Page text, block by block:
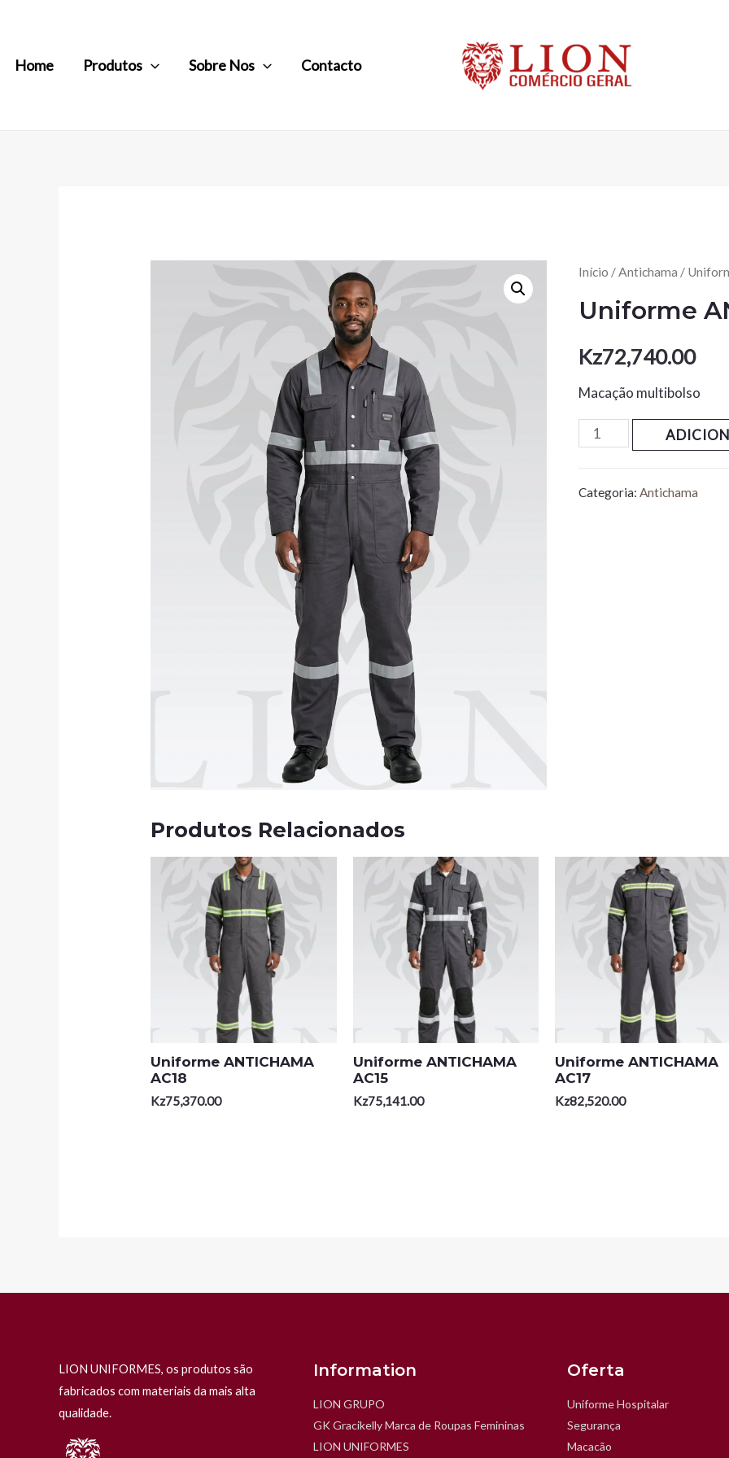
Home Produtos Sobre Nos Contacto
Início /Antichama /
Uniforme
Kz72,740.00
Macação multibolso
Categoria: Antichama
Produtos Relacionados
Uniforme ANTICHAMA
AC18
Kz75,370.00
Uniforme ANTICHAMA
AC15
Kz75,141.00
Uniforme ANTICHAMA
AC17
Kz82,520.00
LION UNIFORMES, os produtos são
fabricados com materiais da mais alta
qualidade.
Information
LION GRUPO
GK Gracikelly Marca de Roupas Femininas
LION UNIFORMES
Oferta
Uniforme Hospitalar
Segurança
Macacão